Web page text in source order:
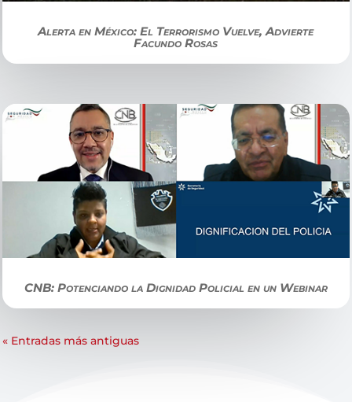
Alerta en México: El Terrorismo Vuelve, Advierte
Facundo Rosas
CNB: Potenciando la Dignidad Policial en un Webinar
« Entradas más antiguas